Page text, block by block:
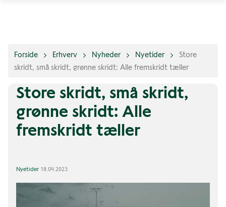
Forside Erhverv Nyheder Nyetider
Store
skridt, små skridt, grønne skridt: Alle fremskridt tæller
Store skridt, små skridt,
grønne skridt: Alle
fremskridt tæller
Nyetider 18.04.2023